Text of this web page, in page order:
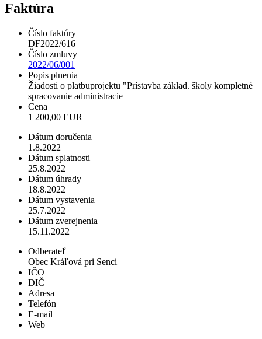
Faktúra
Číslo faktúry
DF2022/616
Číslo zmluvy
2022/06/001
Popis plnenia
Žiadosti o platbuprojektu "Prístavba základ. školy kompletné
spracovanie administracie
Cena
1 200,00 EUR
Dátum doručenia
1.8.2022
Dátum splatnosti
25.8.2022
Dátum úhrady
18.8.2022
Dátum vystavenia
25.7.2022
Dátum zverejnenia
15.11.2022
Odberateľ
Obec Kráľová pri Senci
IČO
DIČ
Adresa
Telefón
E-mail
Web